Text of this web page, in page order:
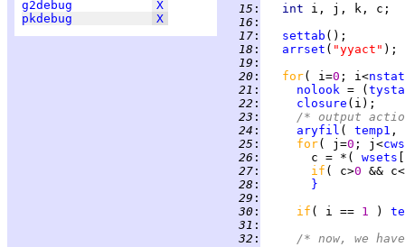
g2debug
X
pkdebug
X
  15
: int
  16
:
  17
: settab
  18
: arrset ( "yyact"
  19
:
  20
: for( i=0 ; i<
  21
: nolook = (
  22
: closure
  23
:
/* output
  24
: aryfil ( temp1 ,
  25
: for( j=0 ; j<
  26
:
       c = *(
wsets
  27
: if ( c>0 && c<
  28
:
}
  29
:
  30
: if ( i == 1 )
  31
:
  32
:
/* now, we